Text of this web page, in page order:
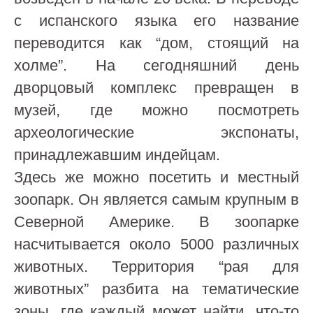
с испанского языка его название
переводится как “дом, стоящий на
холме”. На сегодняшний день
дворцовый комплекс превращен в
музей, где можно посмотреть
археологические экспонаты,
принадлежавшим индейцам.
Здесь же можно посетить и местный
зоопарк. Он является самым крупным в
Северной Америке. В зоопарке
насчитывается около 5000 различных
животных. Территория “рая для
животных” разбита на тематические